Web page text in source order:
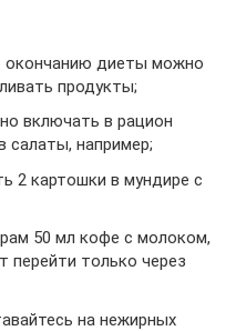
окончанию диеты можно
продукты;
включать в рацион
салаты, например;
2 картошки в мундире с
50 мл кофе с молоком,
перейти только через
на нежирных